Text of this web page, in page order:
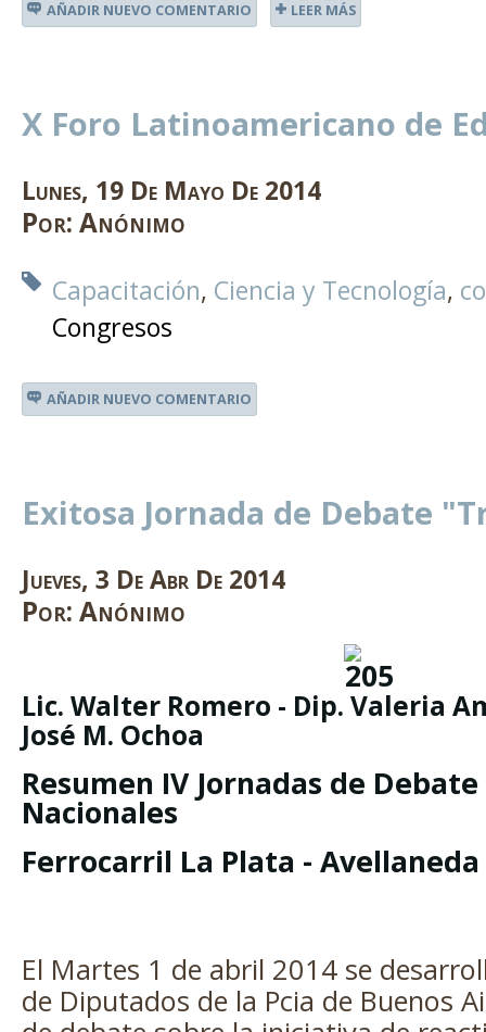
AÑADIR NUEVO COMENTARIO LEER MÁS
X Foro Latinoamericano de
Lunes, 19 De Mayo De 2014
Por: Anónimo
Capacitación Ciencia y Tecnología
Congresos
AÑADIR NUEVO COMENTARIO
Exitosa Jornada de Debate
Jueves, 3 DeAbr De 2014
Por: Anónimo
Lic. Walter Romero - Dip. Valeria
José M. Ochoa
Resumen IV Jornadas de
Nacionales
Ferrocarril La Plata - Avellaneda
El Martes 1 de abril 2014 se
de Diputados de la Pcia de Buenos